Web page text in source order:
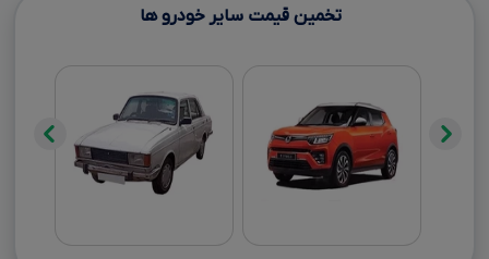
تخمین قیمت سایر خودرو ها